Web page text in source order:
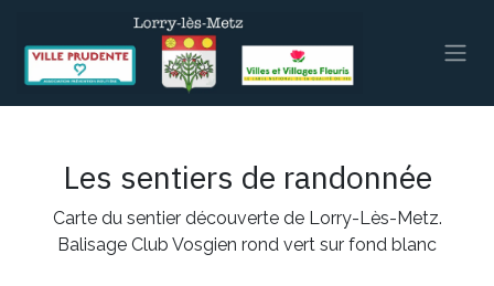
Les sentiers de randonnée
Carte du sentier découverte de Lorry-Lès-Metz.
Balisage Club Vosgien rond vert sur fond blanc